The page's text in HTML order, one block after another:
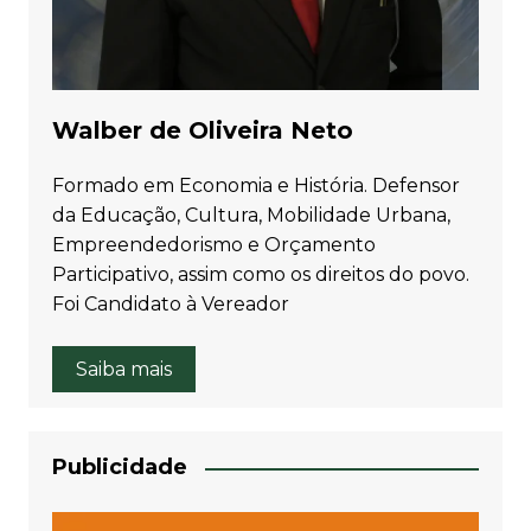
Walber de Oliveira Neto
Formado em Economia e História. Defensor
da Educação, Cultura, Mobilidade Urbana,
Empreendedorismo e Orçamento
Participativo, assim como os direitos do povo.
Foi Candidato à Vereador
Saiba mais
Publicidade